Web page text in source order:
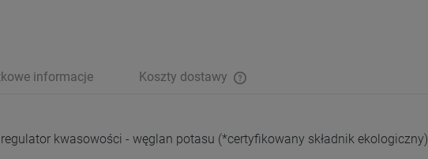
informacje Koszty dostawy
kwasowości - węglan potasu (*certyfikowany składnik ekologiczny)